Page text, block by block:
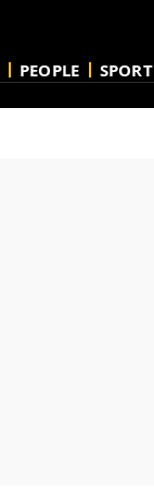
PEOPLE SPORT